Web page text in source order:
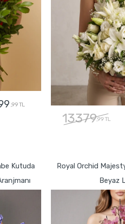
,99 TL
13379,99 TL
Kutuda
Royal Orchid
Beyaz